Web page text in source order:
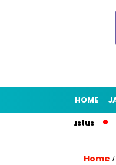
HOME
Home /